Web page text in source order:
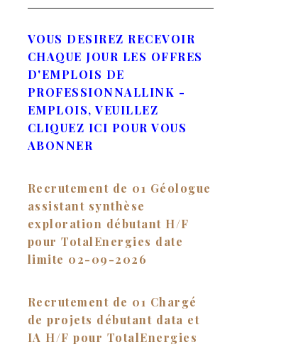
VOUS DESIREZ RECEVOIR
CHAQUE JOUR LES OFFRES
D'EMPLOIS DE
PROFESSIONNALLINK -
EMPLOIS, VEUILLEZ
CLIQUEZ ICI POUR VOUS
ABONNER
Recrutement de 01 Géologue
assistant synthèse
exploration débutant H/F
pour TotalEnergies date
limite 02-09-2026
Recrutement de 01 Chargé
de projets débutant data et
IA H/F pour TotalEnergies